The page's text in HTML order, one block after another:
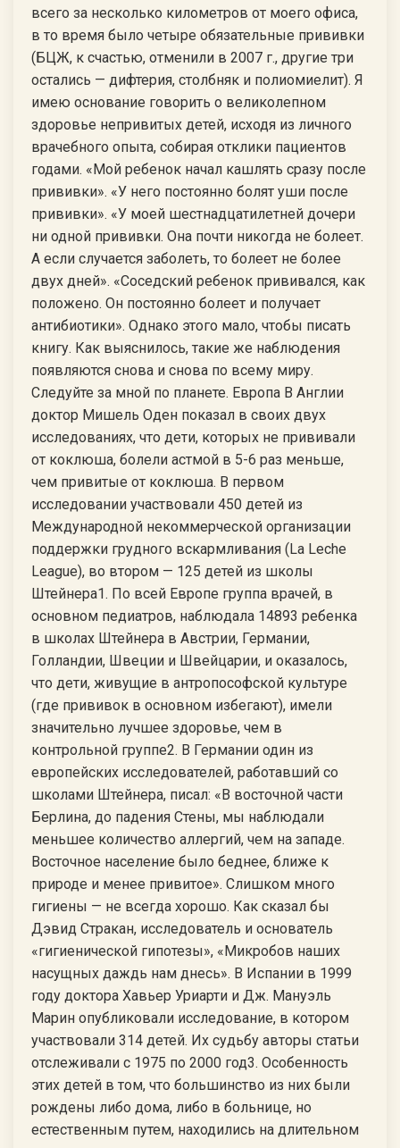
всего за несколько километров от моего офиса,
в то время было четыре обязательные прививки
(БЦЖ, к счастью, отменили в 2007 г., другие три
остались — дифтерия, столбняк и полиомиелит). Я
имею основание говорить о великолепном
здоровье непривитых детей, исходя из личного
врачебного опыта, собирая отклики пациентов
годами. «Мой ребенок начал кашлять сразу после
прививки». «У него постоянно болят уши после
прививки». «У моей шестнадцатилетней дочери
ни одной прививки. Она почти никогда не болеет.
А если случается заболеть, то болеет не более
двух дней». «Соседский ребенок прививался, как
положено. Он постоянно болеет и получает
антибиотики». Однако этого мало, чтобы писать
книгу. Как выяснилось, такие же наблюдения
появляются снова и снова по всему миру.
Следуйте за мной по планете. Европа В Англии
доктор Мишель Оден показал в своих двух
исследованиях, что дети, которых не прививали
от коклюша, болели астмой в 5-6 раз меньше,
чем привитые от коклюша. В первом
исследовании участвовали 450 детей из
Международной некоммерческой организации
поддержки грудного вскармливания (La Leche
League), во втором — 125 детей из школы
Штейнера1. По всей Европе группа врачей, в
основном педиатров, наблюдала 14893 ребенка
в школах Штейнера в Австрии, Германии,
Голландии, Швеции и Швейцарии, и оказалось,
что дети, живущие в антропософской культуре
(где прививок в основном избегают), имели
значительно лучшее здоровье, чем в
контрольной группе2. В Германии один из
европейских исследователей, работавший со
школами Штейнера, писал: «В восточной части
Берлина, до падения Стены, мы наблюдали
меньшее количество аллергий, чем на западе.
Восточное население было беднее, ближе к
природе и менее привитое». Слишком много
гигиены — не всегда хорошо. Как сказал бы
Дэвид Стракан, исследователь и основатель
«гигиенической гипотезы», «Микробов наших
насущных даждь нам днесь». В Испании в 1999
году доктора Хавьер Уриарти и Дж. Мануэль
Марин опубликовали исследование, в котором
участвовали 314 детей. Их судьбу авторы статьи
отслеживали с 1975 по 2000 год3. Особенность
этих детей в том, что большинство из них были
рождены либо дома, либо в больнице, но
естественным путем, находились на длительном